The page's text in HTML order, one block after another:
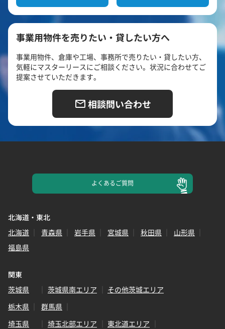
事業用物件を売りたい・貸したい方へ
事業用物件、倉庫や工場、事務所で売りたい・貸したい方、
気軽にマスターリースにご相談ください。状況に合わせてご
提案させていただきます。
相談問い合わせ
よくあるご質問
北海道・東北
北海道
青森県 岩手県 宮城県 秋田県
山形県
福島県
関東
茨城県
茨城県南エリア
その他茨城エリア
栃木県
群馬県
埼玉県
埼玉北部エリア
東北道エリア